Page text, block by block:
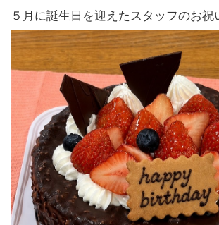
５月に誕生日を迎えたスタッフのお